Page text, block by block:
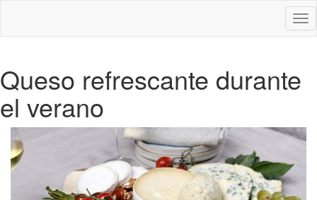
Queso refrescante durante
el verano